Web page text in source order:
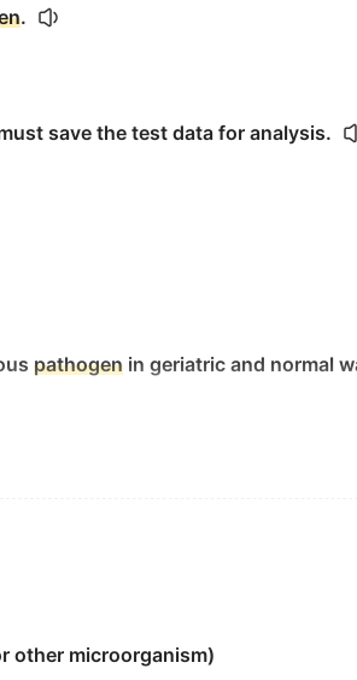
.
save the test data for analysis.
pathogen in geriatric and normal
other microorganism)